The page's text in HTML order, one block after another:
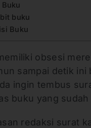
buku
Buku
obsesi
sampai detik
ingin tembus
buku yang
redaksi surat